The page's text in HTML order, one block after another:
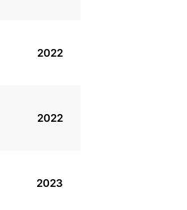
2022
2022
2023